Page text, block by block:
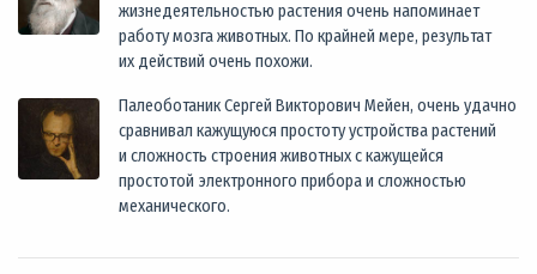
жизнедеятельностью растения очень напоминает
работу мозга животных. По крайней мере, результат
их действий очень похожи.
Палеоботаник Сергей Викторович Мейен, очень удачно
сравнивал кажущуюся простоту устройства растений
и сложность строения животных с кажущейся
простотой электронного прибора и сложностью
механического.